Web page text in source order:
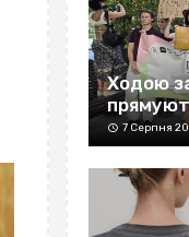
Ходою
7 Серпня